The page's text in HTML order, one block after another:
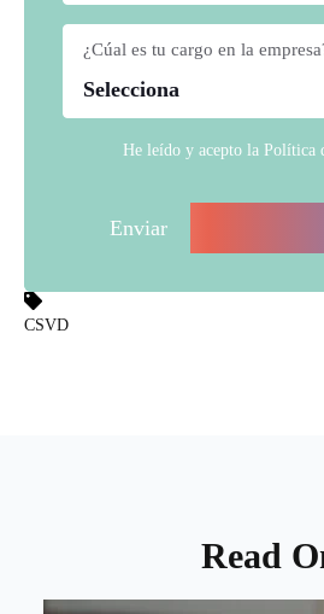
¿Cúal es tu cargo en la
He leído y acepto la Política
CSVD
Read